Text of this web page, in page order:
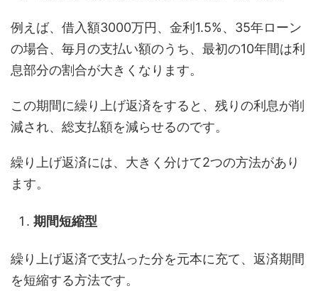
例えば、借入額3000万円、金利1.5%、35年ローン
の場合、毎月の支払い額のうち、最初の10年間は利
息部分の割合が大きくなります。
この期間に繰り上げ返済をすると、残りの利息が削
減され、総支払額を減らせるのです。
繰り上げ返済には、大きく分けて2つの方法があり
ます。
期間短縮型
繰り上げ返済で支払った分を元本に充て、返済期間
を短縮する方法です。